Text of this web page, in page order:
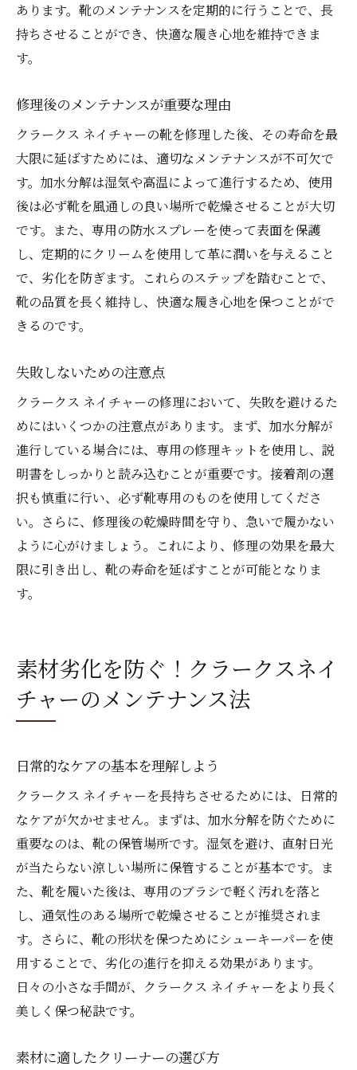
あります。靴のメンテナンスを定期的に行うことで、長
持ちさせることができ、快適な履き心地を維持できま
す。
修理後のメンテナンスが重要な理由
クラークス ネイチャーの靴を修理した後、その寿命を最
大限に延ばすためには、適切なメンテナンスが不可欠で
す。加水分解は湿気や高温によって進行するため、使用
後は必ず靴を風通しの良い場所で乾燥させることが大切
です。また、専用の防水スプレーを使って表面を保護
し、定期的にクリームを使用して革に潤いを与えること
で、劣化を防ぎます。これらのステップを踏むことで、
靴の品質を長く維持し、快適な履き心地を保つことがで
きるのです。
失敗しないための注意点
クラークス ネイチャーの修理において、失敗を避けるた
めにはいくつかの注意点があります。まず、加水分解が
進行している場合には、専用の修理キットを使用し、説
明書をしっかりと読み込むことが重要です。接着剤の選
択も慎重に行い、必ず靴専用のものを使用してくださ
い。さらに、修理後の乾燥時間を守り、急いで履かない
ように心がけましょう。これにより、修理の効果を最大
限に引き出し、靴の寿命を延ばすことが可能となりま
す。
素材劣化を防ぐ！クラークスネイ
チャーのメンテナンス法
日常的なケアの基本を理解しよう
クラークス ネイチャーを長持ちさせるためには、日常的
なケアが欠かせません。まずは、加水分解を防ぐために
重要なのは、靴の保管場所です。湿気を避け、直射日光
が当たらない涼しい場所に保管することが基本です。ま
た、靴を履いた後は、専用のブラシで軽く汚れを落と
し、通気性のある場所で乾燥させることが推奨されま
す。さらに、靴の形状を保つためにシューキーパーを使
用することで、劣化の進行を抑える効果があります。
日々の小さな手間が、クラークス ネイチャーをより長く
美しく保つ秘訣です。
素材に適したクリーナーの選び方